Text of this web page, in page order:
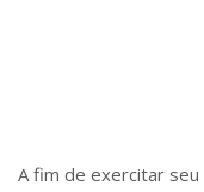
A fim de exercitar seu